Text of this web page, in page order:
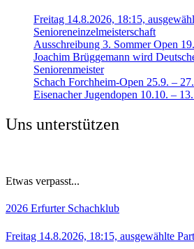
Freitag 14.8.2026, 18:15,
Senioreneinzelmeisterschaft
Ausschreibung 3. Sommer Open
Joachim Brüggemann wird
Seniorenmeister
Schach Forchheim-Open 25.9. –
Eisenacher Jugendopen 10.10. –
Uns unterstützen
Etwas verpasst...
2026 Erfurter Schachklub
Freitag 14.8.2026, 18:15, ausgewählte